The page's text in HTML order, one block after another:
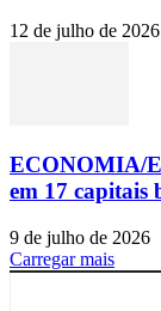
12 de julho de 2026
ECONOMIA/
em 17 capitais
9 de julho de 2026
Carregar mais